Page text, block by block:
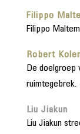
Filippo
Filippo
Robert
De doelgroep
ruimtegebrek.
Liu Jiakun
Liu Jiakun